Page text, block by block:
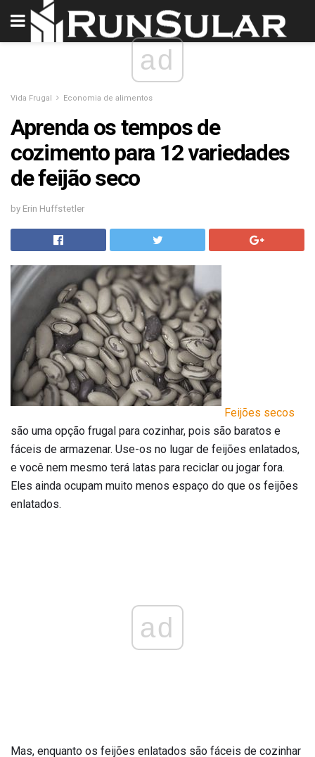
ad
Vida Frugal Economia de alimentos
Aprenda os tempos de
cozimento para 12 variedades
de feijão seco
by Erin Huffstetler
Feijões secos
são uma opção frugal para cozinhar, pois são baratos e
fáceis de armazenar. Use-os no lugar de feijões enlatados,
e você nem mesmo terá latas para reciclar ou jogar fora.
Eles ainda ocupam muito menos espaço do que os feijões
enlatados.
ad
Mas, enquanto os feijões enlatados são fáceis de cozinhar